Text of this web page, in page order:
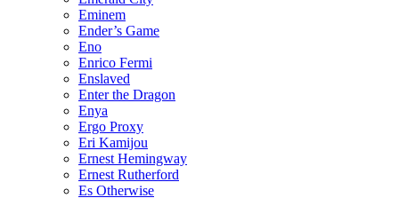
Eminem
Ender’s Game
Eno
Enrico Fermi
Enslaved
Enter the Dragon
Enya
Ergo Proxy
Eri Kamijou
Ernest Hemingway
Ernest Rutherford
Es Otherwise